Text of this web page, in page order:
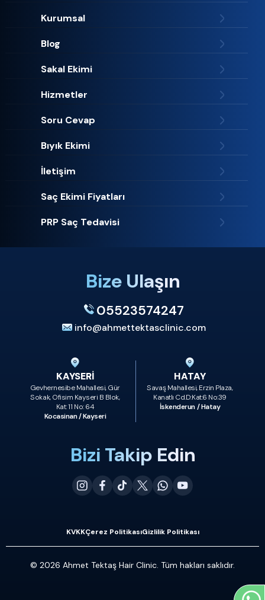
Bize Ulaşın
05523574247
info@ahmettektasclinic.com
KAYSERİ
Gevhernesibe Mahallesi, Gür
Sokak, Ofisim Kayseri B Blok,
Kat: 11 No: 64
Kocasinan / Kayseri
HATAY
Savaş Mahallesi, Erzin Plaza,
Kanatlı Cd.D:Kat:6 No:39
İskenderun / Hatay
Bizi Takip Edin
Kurumsal
Blog
Sakal Ekimi
Hizmetler
Soru Cevap
Bıyık Ekimi
İletişim
Saç Ekimi Fiyatları
PRP Saç Tedavisi
KVKKÇerez PolitikasıGizlilik Politikası
© 2026 Ahmet Tektaş Hair Clinic. Tüm hakları saklıdır.